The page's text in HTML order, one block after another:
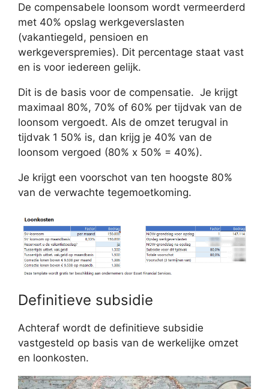
De compensabele loonsom wordt vermeerderd
met 40% opslag werkgeverslasten
(vakantiegeld, pensioen en
werkgeverspremies). Dit percentage staat vast
en is voor iedereen gelijk.
Dit is de basis voor de compensatie. Je krijgt
maximaal 80%, 70% of 60% per tijdvak van de
loonsom vergoedt. Als de omzet terugval in
tijdvak 1 50% is, dan krijg je 40% van de
loonsom vergoed (80% x 50% = 40%).
Je krijgt een voorschot van ten hoogste 80%
van de verwachte tegemoetkoming.
Definitieve subsidie
Achteraf wordt de definitieve subsidie
vastgesteld op basis van de werkelijke omzet
en loonkosten.